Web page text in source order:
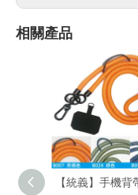
相關產品
【統義】手機背